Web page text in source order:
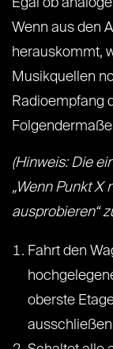
Egal ob
Wenn aus den
herauskommt,
Musikquellen
Radioempfang
(Hinweis: Die
„Wenn Punkt X
ausprobieren“
Fahrt den
oberste